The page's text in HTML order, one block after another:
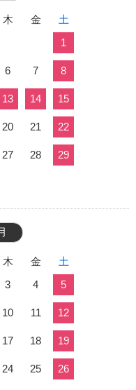
木 金
土
1
6 7 8
13 14 15
20 21 22
27 28 29
木 金
土
3 4 5
10 11 12
17 18 19
24 25 26